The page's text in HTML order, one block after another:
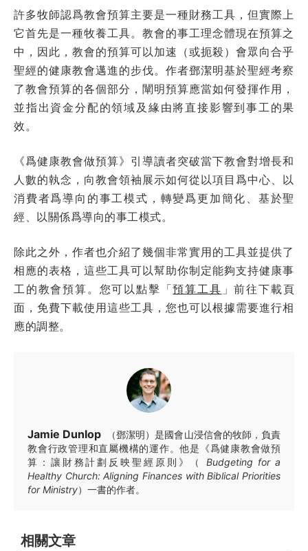
許多牧師認爲教會預算主要是一種財務工具，但實際上
它首先是一種牧養工具。教會的事工理念體現在預算之
中，因此，教會的預算可以加速（或扼殺）會眾向合乎
聖經的健康教會邁進的步伐。作者鄧潔明基於聖經考察
了教會預算的各個部分，闡明預算應當如何發揮作用，
並指出資金分配的領域及緣由將直接影響到事工的果
效。
《爲健康教會做預算》引導讀者突破當下教會對增長和
人數的執念，向教會領袖展示如何從以項目爲中心、以
消費者爲導向的事工模式，轉變爲更加簡化、基於聖
經、以關係爲導向的事工模式。
除此之外，作者也介紹了幾個非常實用的工具並提供了
相應的表格，這些工具可以幫助你制定能夠支持健康事
工的教會預算。您可以點擊「預算工具 」前往下載頁
面，免費下載使用這些工具，您也可以根據需要進行相
應的調整。
Jamie Dunlop
（鄧潔明）是國會山浸信會的牧師，負責
教會行政管理和直屬機構的運作。他是《爲健康教會做預
算：讓財務計劃反映聖經原則》（
Budgeting for a
Healthy Church: Aligning Finances with Biblical Priorities
for Ministry）一書的作者。
相關文章